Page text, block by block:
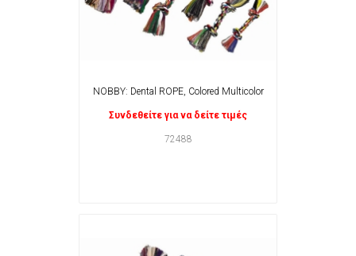
NOBBY: Dental ROPE, Colored Multicolor
Συνδεθείτε για να δείτε τιμές
72488